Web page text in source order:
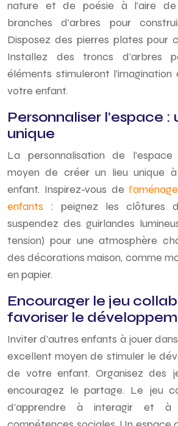
nature et de poésie à l’aire
branches d’arbres pour
Disposez des pierres plates pour
Installez des troncs d’arbres
éléments stimuleront
votre enfant.
Personnaliser l’espace
unique
La personnalisation de
moyen de créer un lieu unique
enfant. Inspirez-vous de
enfants : peignez les clôtures
suspendez des guirlandes
tension) pour une atmosphère
des décorations maison, comme
en papier.
Encourager le jeu
favoriser le
Inviter d’autres enfants à jouer
excellent moyen de stimuler le
de votre enfant. Organisez des
encouragez le partage. Le jeu
d’apprendre à interagir et à